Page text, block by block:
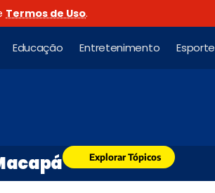
Termos de Uso.
Educação Entretenimento Esporte
Explorar Tópicos